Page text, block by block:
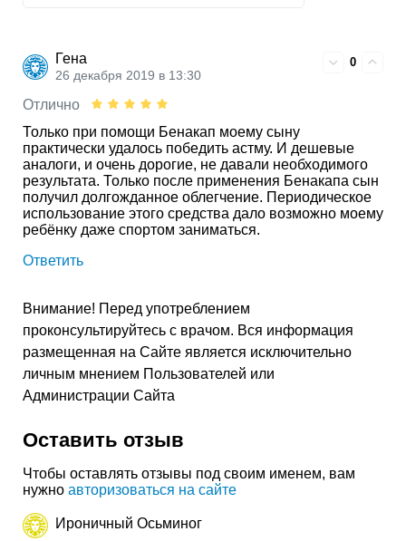
Гена
26 декабря 2019 в 13:30
0
Отлично
Только при помощи Бенакап моему сыну
практически удалось победить астму. И дешевые
аналоги, и очень дорогие, не давали необходимого
результата. Только после применения Бенакапа сын
получил долгожданное облегчение. Периодическое
использование этого средства дало возможно моему
ребёнку даже спортом заниматься.
Ответить
Внимание! Перед употреблением
проконсультируйтесь с врачом. Вся информация
размещенная на Сайте является исключительно
личным мнением Пользователей или
Администрации Сайта
Оставить отзыв
Чтобы оставлять отзывы под своим именем, вам
нужно авторизоваться на сайте
Ироничный Осьминог